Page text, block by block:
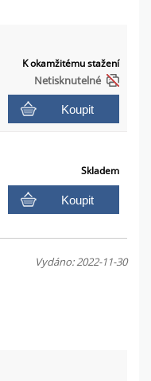
K okamžitému stažení
Netisknutelné
Koupit
Skladem
Koupit
Vydáno: 2022-11-30